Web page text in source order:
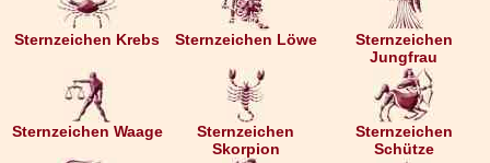
Sternzeichen Krebs Sternzeichen Löwe
Sternzeichen
Jungfrau
Sternzeichen Waage
Sternzeichen
Skorpion
Sternzeichen
Schütze